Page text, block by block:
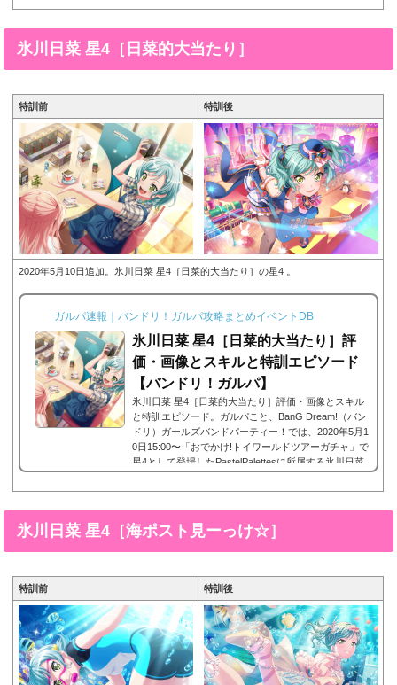
ツ］。今回は、氷川日菜 星4［おそろいのTシャツ］
るるるんっ♪］※画像をタップ/クリックで画像拡大可
能■特訓前■特訓後■SDステータス名前氷川日菜(ひか
わひな)所属バンドPastel ...
氷川日菜 星4［日菜的大当たり］
特訓前 特訓後
2020年5月10日追加。氷川日菜 星4［日菜的大当たり］の星4 。
ガルパ速報｜バンドリ！ガルパ攻略まとめイベントDB
氷川日菜 星4［日菜的大当たり］評
価・画像とスキルと特訓エピソード
【バンドリ！ガルパ】
氷川日菜 星4［日菜的大当たり］評価・画像とスキル
と特訓エピソード。ガルパこと、BanG Dream!（バン
ドリ）ガールズバンドパーティー！では、2020年5月1
0日15:00〜「おでかけ!トイワールドツアーガチャ」で
星4として登場したPastelPalettesに所属する氷川日菜
氷川日菜 星4［日菜的大当たり］画像と特技と評価の
をタップ/クリックで画像拡大可能■特訓前■特訓後■S
Dステータス名前氷川日菜(ひかわひな)所属バンドPas
tel Palettes(パスパ...
氷川日菜 星4［海ポスト見ーっけ☆］
特訓前 特訓後